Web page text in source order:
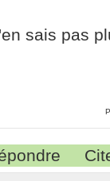
sais pas